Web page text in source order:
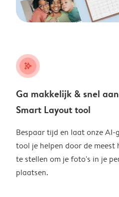
stars_plus
Ga makkelijk & snel
Smart Layout tool
Bespaar tijd en laat onze AI-
tool je helpen door de meest
te stellen om je foto's in je
plaatsen.